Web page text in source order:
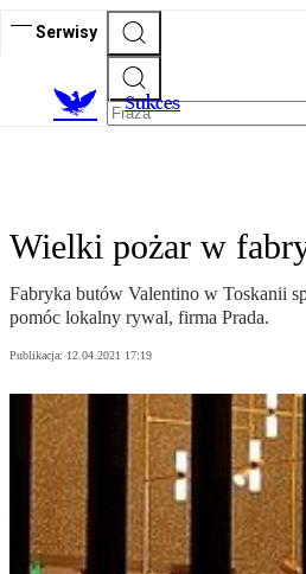
Serwisy
Sukces
Wielki pożar w
Fabryka butów Valentino w Toskanii
pomóc lokalny rywal, firma Prada.
Publikacja: 12.04.2021 17:19